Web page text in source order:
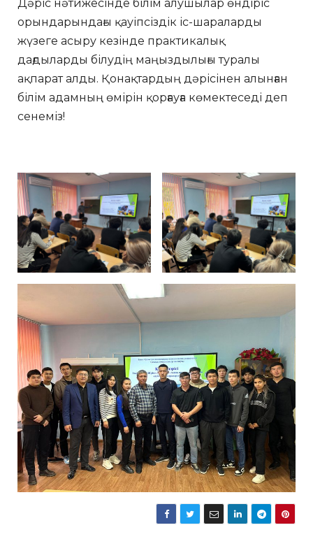
Дәріс нәтижесінде білім алушылар өндіріс
орындарындағы қауіпсіздік іс-шараларды
жүзеге асыру кезінде практикалық
дағдыларды білудің маңыздылығы туралы
ақпарат алды. Қонақтардың дәрісінен алынған
білім адамның өмірін қорғауға көмектеседі деп
сенеміз!